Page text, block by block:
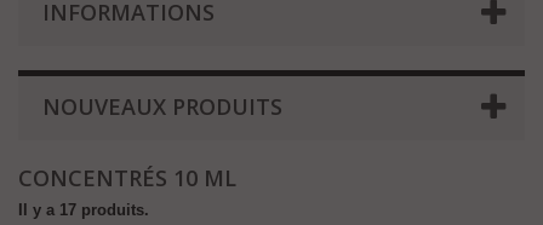
INFORMATIONS
NOUVEAUX PRODUITS
CONCENTRÉS 10 ML
Il y a 17 produits.